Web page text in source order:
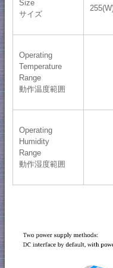
Size
サイズ
Operating
Temperature
Range
動作温度範囲
Operating
Humidity
Range
動作湿度範囲